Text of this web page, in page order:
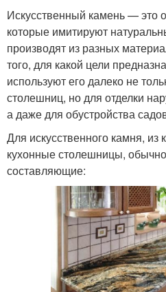
Искусственный камень — это
которые имитируют
производят из разных
того, для какой цели
используют его далеко не
столешниц, но для отделки
а даже для обустройства
Для искусственного камня, из
кухонные столешницы,
составляющие: